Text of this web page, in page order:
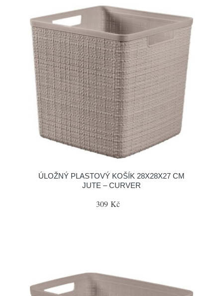
ÚLOŽNÝ PLASTOVÝ KOŠÍK 28X28X27 CM
JUTE – CURVER
309 Kč